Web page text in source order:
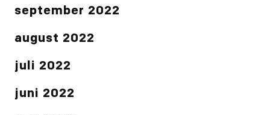
september 2022
august 2022
juli 2022
juni 2022